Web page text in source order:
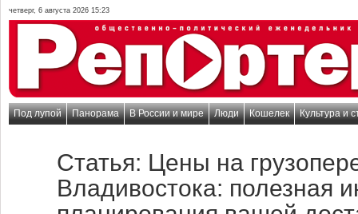
четверг, 6 августа 2026 15:23
Под лупой Панорама В России и мире Люди Кошелек Культура и
Статья: Цены на
Владивостока: полезная